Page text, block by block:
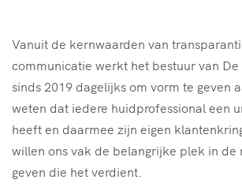
Vanuit de kernwaarden van
communicatie werkt het bestuur van
sinds 2019 dagelijks om vorm te geven
weten dat iedere huidprofessional een
heeft en daarmee zijn eigen
willen ons vak de belangrijke plek in de
geven die het verdient.